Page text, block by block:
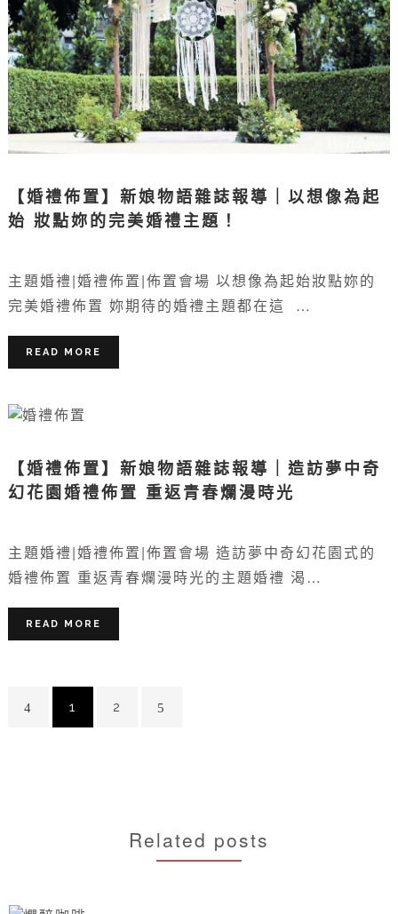
【婚禮佈置】新娘物語雜誌報導｜以想像為起
始 妝點妳的完美婚禮主題！
主題婚禮|婚禮佈置|佈置會場 以想像為起始妝點妳的
完美婚禮佈置 妳期待的婚禮主題都在這 …
READ MORE
【婚禮佈置】新娘物語雜誌報導｜造訪夢中奇
幻花園婚禮佈置 重返青春爛漫時光
主題婚禮|婚禮佈置|佈置會場 造訪夢中奇幻花園式的
婚禮佈置 重返青春爛漫時光的主題婚禮 渴…
READ MORE
1 2
Related posts